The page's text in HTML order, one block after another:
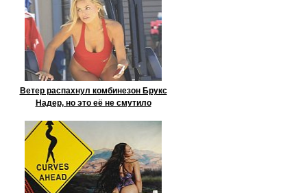
Ветер распахнул комбинезон Брукс
Надер, но это её не смутило